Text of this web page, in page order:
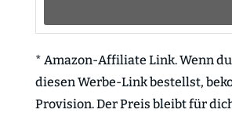
* Amazon-Affiliate Link. Wenn
diesen Werbe-Link bestellst,
Provision. Der Preis bleibt für